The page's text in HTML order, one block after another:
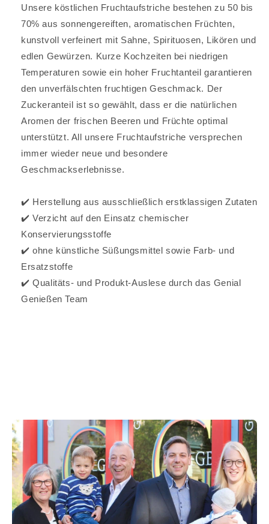
Unsere köstlichen Fruchtaufstriche bestehen zu 50 bis
70% aus sonnengereiften, aromatischen Früchten,
kunstvoll verfeinert mit Sahne, Spirituosen, Likören und
edlen Gewürzen. Kurze Kochzeiten bei niedrigen
Temperaturen sowie ein hoher Fruchtanteil garantieren
den unverfälschten fruchtigen Geschmack. Der
Zuckeranteil ist so gewählt, dass er die natürlichen
Aromen der frischen Beeren und Früchte optimal
unterstützt. All unsere Fruchtaufstriche versprechen
immer wieder neue und besondere
Geschmackserlebnisse.
✔️ Herstellung aus ausschließlich erstklassigen Zutaten
✔️ Verzicht auf den Einsatz chemischer
Konservierungsstoffe
✔️ ohne künstliche Süßungsmittel sowie Farb- und
Ersatzstoffe
✔️ Qualitäts- und Produkt-Auslese durch das Genial
Genießen Team